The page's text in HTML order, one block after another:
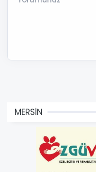
MERSİN